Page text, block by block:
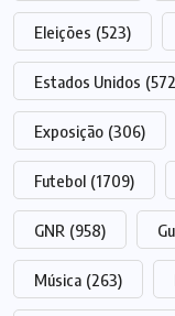
Eleições (523)
Estados Unidos
Exposição (306)
Futebol (1709)
GNR (958)
Música (263)